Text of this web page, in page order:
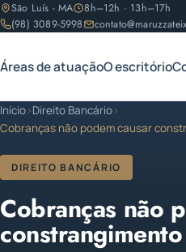
São Luís - MA
8h–12h · 13h–17h
(98) 3089-5998
Áreas de atuaçãoO escritório
Início›Direito Bancário›
Cobranças não podem causar
DIREITO BANCÁRIO
Cobranças não